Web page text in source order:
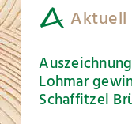
Aktuell
Lohmar
Schaffitzel